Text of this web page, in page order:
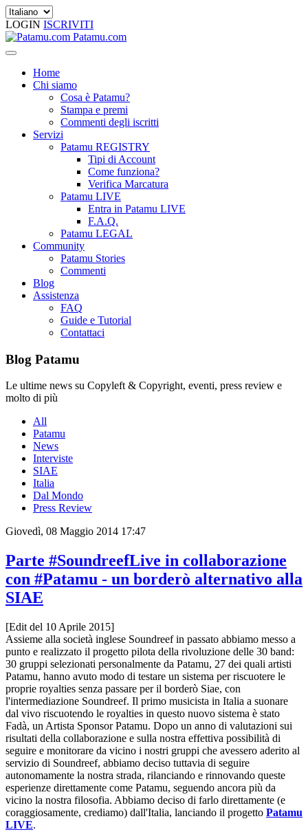
LOGIN ISCRIVITI
Patamu.com
Home
Chi siamo
Cosa è Patamu?
Stampa e premi
Commenti degli iscritti
Servizi
Patamu REGISTRY
Tipi di Account
Come funziona?
Verifica Marcatura
Patamu LIVE
Entra in Patamu LIVE
F.A.Q.
Patamu LEGAL
Community
Patamu Stories
Commenti
Blog
Assistenza
FAQ
Guide e Tutorial
Contattaci
Blog Patamu
Le ultime news su Copyleft & Copyright, eventi, press review e
molto di più
All
Patamu
News
Interviste
SIAE
Italia
Dal Mondo
Press Review
Giovedì, 08 Maggio 2014 17:47
Parte #SoundreefLive in collaborazione
con #Patamu - un borderò alternativo alla
SIAE
[Edit del 10 Aprile 2015]
Assieme alla società inglese Soundreef in passato abbiamo messo a
punto e realizzato il progetto pilota della rivoluzione delle 30 band:
30 gruppi selezionati personalmente da Patamu, 27 dei quali artisti
Patamu, hanno avuto modo di testare un sistema per riscuotere le
proprie royalties senza passare per il borderò Siae, con
l'intermediazione Soundreef. Il primo musicista in Italia a suonare
dal vivo riscuotendo le royalties in questo nuovo sistema è stato
Fadà, un Artista Sponsor Patamu. Dopo un anno di valutazioni sui
risultati della collaborazione e sulla nostra effettiva possibilità di
seguire e monitorare da vicino i nostri gruppi che avessero aderito al
servizio di Soundreef, abbiamo deciso tuttavia di seguire
autonomamente la nostra strada, rilanciando e rinnovando queste
esperienze direttamente come Patamu, seguendo ancora più da
vicino la nostra filosofia. Abbiamo deciso di farlo direttamente (e
coraggiosamente, crediamo) dall'Italia, lanciando il progetto Patamu
LIVE.